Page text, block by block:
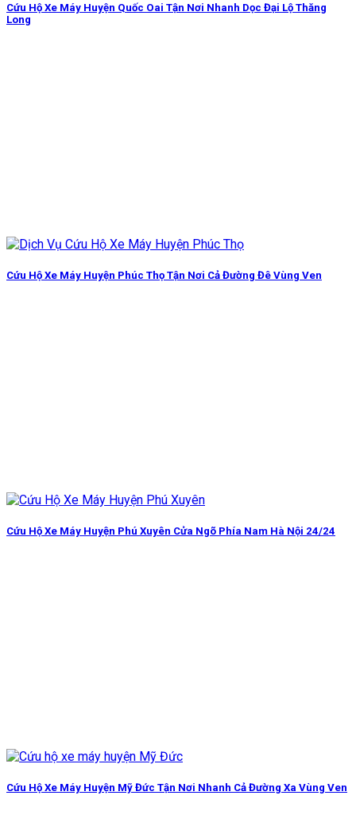
Cứu Hộ Xe Máy Huyện Quốc Oai Tận Nơi Nhanh Dọc Đại Lộ Thăng
Long
Cứu Hộ Xe Máy Huyện Phúc Thọ Tận Nơi Cả Đường Đê Vùng Ven
Cứu Hộ Xe Máy Huyện Phú Xuyên Cửa Ngõ Phía Nam Hà Nội 24/24
Cứu Hộ Xe Máy Huyện Mỹ Đức Tận Nơi Nhanh Cả Đường Xa Vùng Ven